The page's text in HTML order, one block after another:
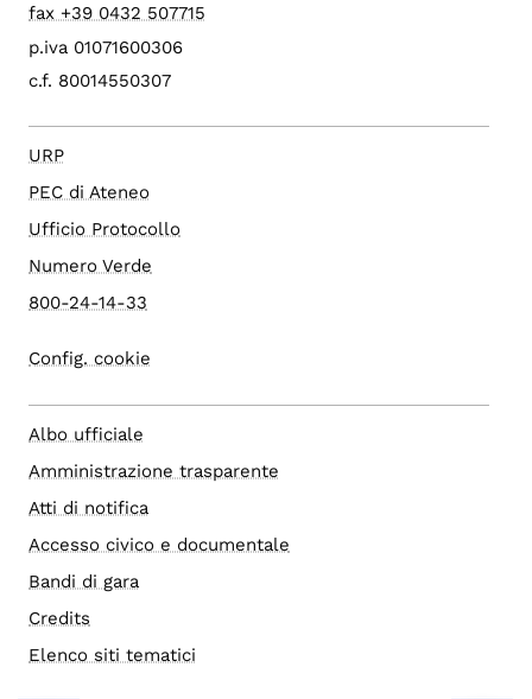
fax +39 0432 507715
p.iva 01071600306
c.f. 80014550307
URP
PEC di Ateneo
Ufficio Protocollo
Numero Verde
800-24-14-33
Config. cookie
Albo ufficiale
Amministrazione trasparente
Atti di notifica
Accesso civico e documentale
Bandi di gara
Credits
Elenco siti tematici